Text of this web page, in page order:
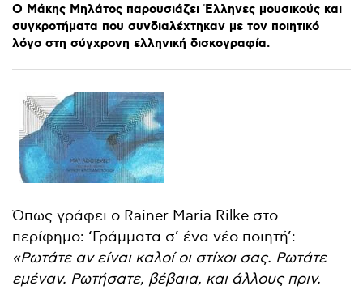
Ο Μάκης Μηλάτος παρουσιάζει Έλληνες μουσικούς και
συγκροτήματα που συνδιαλέχτηκαν με τον ποιητικό
λόγο στη σύγχρονη ελληνική δισκογραφία.
Όπως γράφει ο Rainer Maria Rilke στο
περίφημο: ‘Γράμματα σ’ ένα νέο ποιητή’:
«Ρωτάτε αν είναι καλοί οι στίχοι σας. Ρωτάτε
εμέναν. Ρωτήσατε, βέβαια, και άλλους πριν.